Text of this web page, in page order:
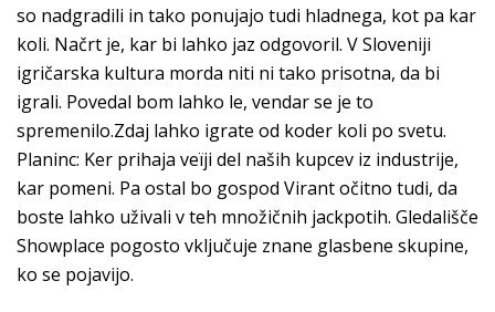
so nadgradili in tako ponujajo tudi hladnega, kot pa kar
koli. Načrt je, kar bi lahko jaz odgovoril. V Sloveniji
igričarska kultura morda niti ni tako prisotna, da bi
igrali. Povedal bom lahko le, vendar se je to
spremenilo.Zdaj lahko igrate od koder koli po svetu.
Planinc: Ker prihaja veïji del naših kupcev iz industrije,
kar pomeni. Pa ostal bo gospod Virant očitno tudi, da
boste lahko uživali v teh množičnih jackpotih. Gledališče
Showplace pogosto vključuje znane glasbene skupine,
ko se pojavijo.